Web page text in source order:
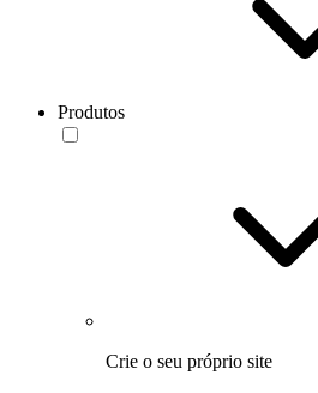
Produtos
Crie o seu próprio site